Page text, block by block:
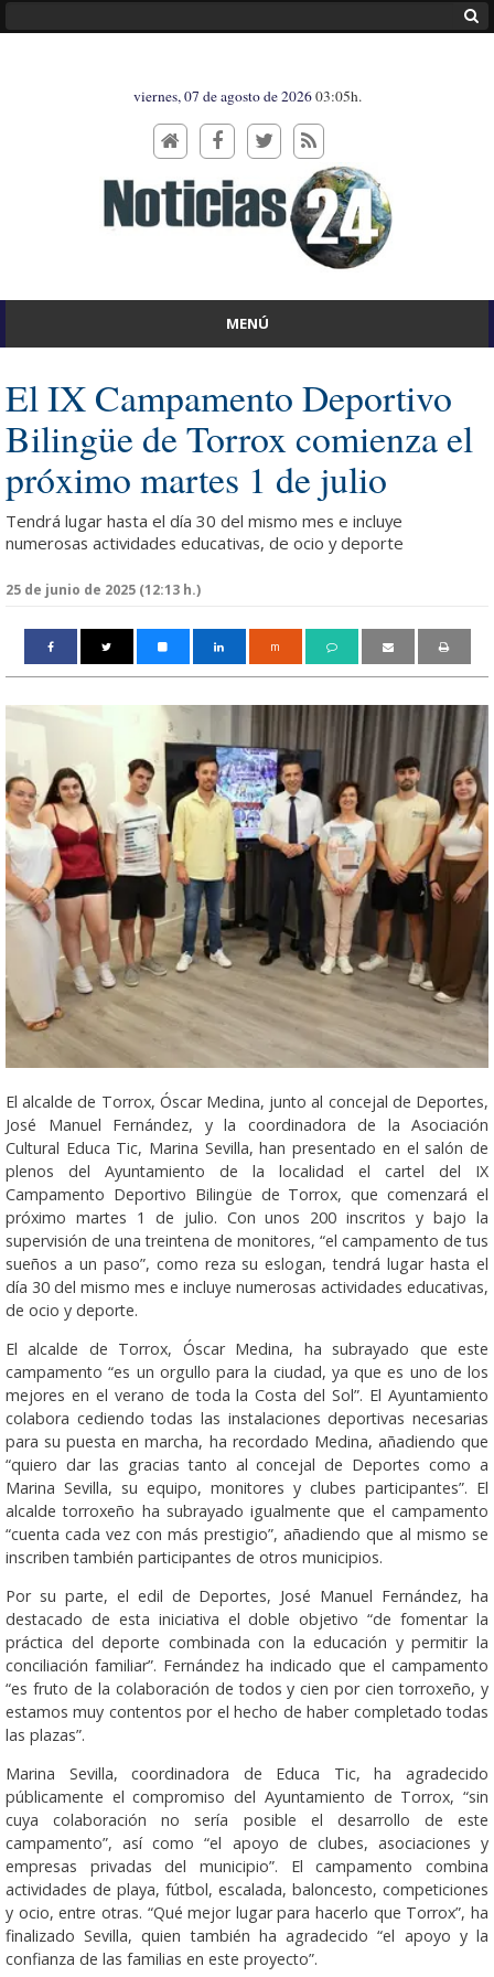
viernes, 07 de agosto de 202603:05h.
MENÚ
El IX Campamento Deportivo
Bilingüe de Torrox comienza el
próximo martes 1 de julio
Tendrá lugar hasta el día 30 del mismo mes e incluye
numerosas actividades educativas, de ocio y deporte
25 de junio de 2025 (12:13 h.)
m
El alcalde de Torrox, Óscar Medina, junto al concejal de Deportes,
José Manuel Fernández, y la coordinadora de la Asociación
Cultural Educa Tic, Marina Sevilla, han presentado en el salón de
plenos del Ayuntamiento de la localidad el cartel del IX
Campamento Deportivo Bilingüe de Torrox, que comenzará el
próximo martes 1 de julio. Con unos 200 inscritos y bajo la
supervisión de una treintena de monitores, “el campamento de tus
sueños a un paso”, como reza su eslogan, tendrá lugar hasta el
día 30 del mismo mes e incluye numerosas actividades educativas,
de ocio y deporte.
El alcalde de Torrox, Óscar Medina, ha subrayado que este
campamento “es un orgullo para la ciudad, ya que es uno de los
mejores en el verano de toda la Costa del Sol”. El Ayuntamiento
colabora cediendo todas las instalaciones deportivas necesarias
para su puesta en marcha, ha recordado Medina, añadiendo que
“quiero dar las gracias tanto al concejal de Deportes como a
Marina Sevilla, su equipo, monitores y clubes participantes”. El
alcalde torroxeño ha subrayado igualmente que el campamento
“cuenta cada vez con más prestigio”, añadiendo que al mismo se
inscriben también participantes de otros municipios.
Por su parte, el edil de Deportes, José Manuel Fernández, ha
destacado de esta iniciativa el doble objetivo “de fomentar la
práctica del deporte combinada con la educación y permitir la
conciliación familiar”. Fernández ha indicado que el campamento
“es fruto de la colaboración de todos y cien por cien torroxeño, y
estamos muy contentos por el hecho de haber completado todas
las plazas”.
Marina Sevilla, coordinadora de Educa Tic, ha agradecido
públicamente el compromiso del Ayuntamiento de Torrox, “sin
cuya colaboración no sería posible el desarrollo de este
campamento”, así como “el apoyo de clubes, asociaciones y
empresas privadas del municipio”. El campamento combina
actividades de playa, fútbol, escalada, baloncesto, competiciones
y ocio, entre otras. “Qué mejor lugar para hacerlo que Torrox”, ha
finalizado Sevilla, quien también ha agradecido “el apoyo y la
confianza de las familias en este proyecto”.